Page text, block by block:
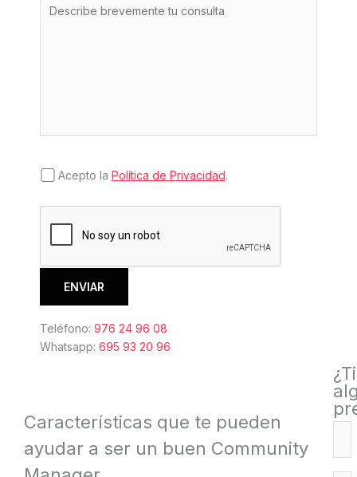
Acepto la Política de Privacidad.
Teléfono: 976 24 96 08
Whatsapp: 695 93 20 96
Características que te pueden
ayudar a ser un buen Community